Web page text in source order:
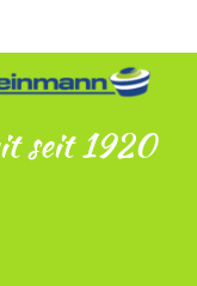
seit 1920